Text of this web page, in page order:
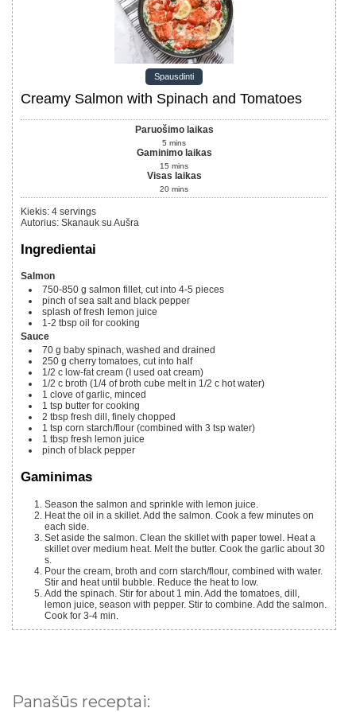
Spausdinti
Creamy Salmon with Spinach and Tomatoes
Paruošimo laikas
5 mins
Gaminimo laikas
15 mins
Visas laikas
20 mins
Kiekis: 4 servings
Autorius: Skanauk su Aušra
Ingredientai
Salmon
750-850 g salmon fillet, cut into 4-5 pieces
pinch of sea salt and black pepper
splash of fresh lemon juice
1-2 tbsp oil for cooking
Sauce
70 g baby spinach, washed and drained
250 g cherry tomatoes, cut into half
1/2 c low-fat cream (I used oat cream)
1/2 c broth (1/4 of broth cube melt in 1/2 c hot water)
1 clove of garlic, minced
1 tsp butter for cooking
2 tbsp fresh dill, finely chopped
1 tsp corn starch/flour (combined with 3 tsp water)
1 tbsp fresh lemon juice
pinch of black pepper
Gaminimas
Season the salmon and sprinkle with lemon juice.
Heat the oil in a skillet. Add the salmon. Cook a few minutes on
each side.
Set aside the salmon. Clean the skillet with paper towel. Heat a
skillet over medium heat. Melt the butter. Cook the garlic about 30
s.
Pour the cream, broth and corn starch/flour, combined with water.
Stir and heat until bubble. Reduce the heat to low.
Add the spinach. Stir for about 1 min. Add the tomatoes, dill,
lemon juice, season with pepper. Stir to combine. Add the salmon.
Cook for 3-4 min.
Panašūs receptai: